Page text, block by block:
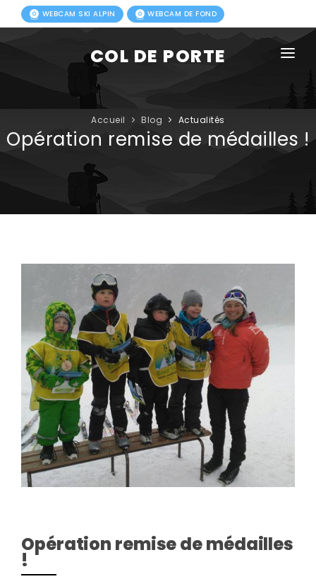
WEBCAM SKI ALPIN WEBCAM DE FOND
COL DE PORTE
ACTIVITÉS HIVER
FORFAITS
ACTIVITÉS ÉTÉ
Accueil Blog Actualités
Opération remise de médailles !
Opération remise de médailles
!